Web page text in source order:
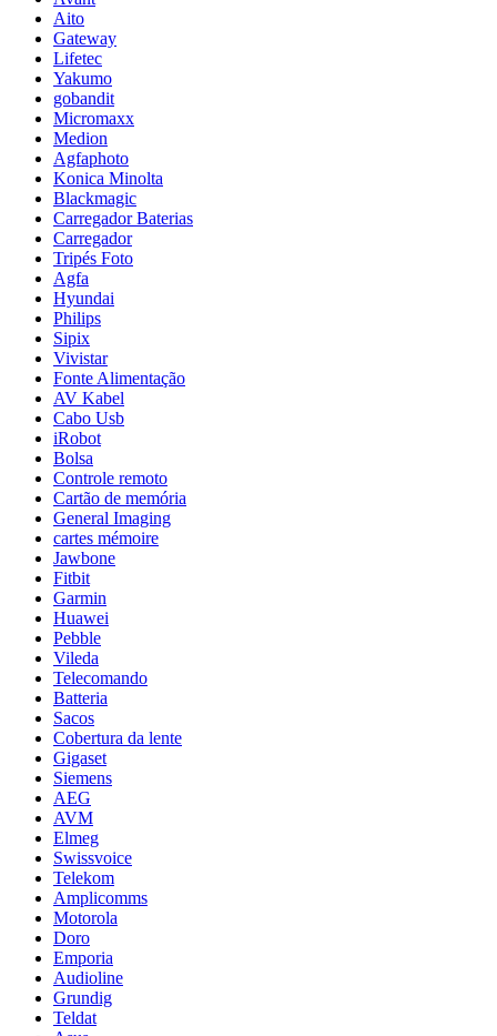
Aito
Gateway
Lifetec
Yakumo
gobandit
Micromaxx
Medion
Agfaphoto
Konica Minolta
Blackmagic
Carregador Baterias
Carregador
Tripés Foto
Agfa
Hyundai
Philips
Sipix
Vivistar
Fonte Alimentação
AV Kabel
Cabo Usb
iRobot
Bolsa
Controle remoto
Cartão de memória
General Imaging
cartes mémoire
Jawbone
Fitbit
Garmin
Huawei
Pebble
Vileda
Telecomando
Batteria
Sacos
Cobertura da lente
Gigaset
Siemens
AEG
AVM
Elmeg
Swissvoice
Telekom
Amplicomms
Motorola
Doro
Emporia
Audioline
Grundig
Teldat